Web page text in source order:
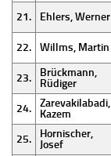
21.
Ehlers, Werner
22. Willms, Martin
23.
Brückmann,
Rüdiger
24.
Zarevakilabadi,
Kazem
25.
Hornischer,
Josef